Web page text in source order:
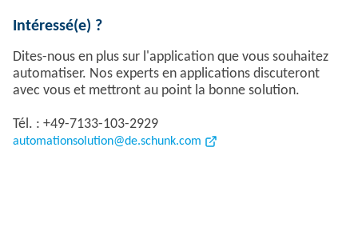
Intéressé(e) ?
Dites-nous en plus sur l'application que vous souhaitez
automatiser. Nos experts en applications discuteront
avec vous et mettront au point la bonne solution.
Tél. : +49-7133-103-2929
automationsolution@de.schunk.com